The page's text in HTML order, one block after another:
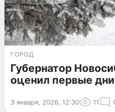
ГОРОД
Губернатор
оценил первые дни
3 января, 2026, 12:30 11